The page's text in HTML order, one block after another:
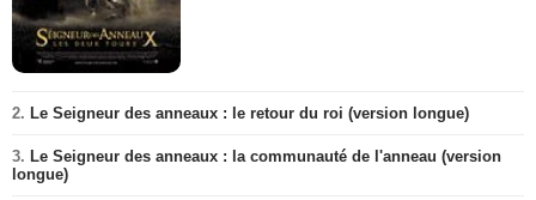
2. Le Seigneur des anneaux : le retour du roi (version longue)
3. Le Seigneur des anneaux : la communauté de l'anneau (version
longue)